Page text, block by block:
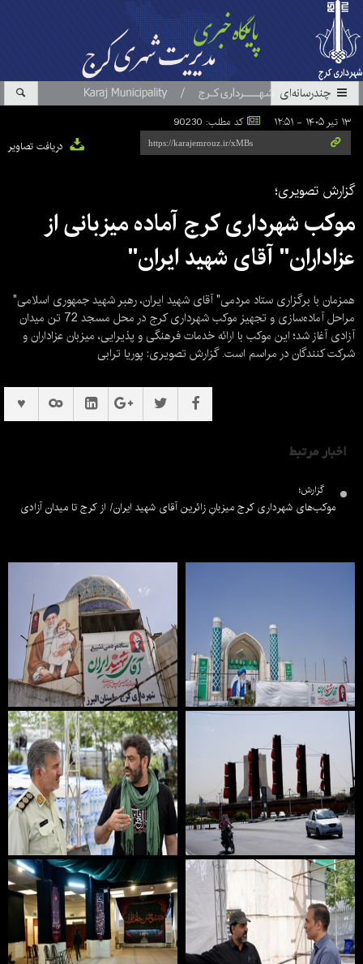
چندرسانه‌ای
۱۳ تیر ۱۴۰۵ - ۱۲:۵۱
کد مطلب: 90230
دریافت تصاویر
گزارش تصویری؛
موکب شهرداری کرج آماده میزبانی از
عزاداران" آقای شهید ایران"
همزمان با برگزاری ستاد مردمی" آقای شهید ایران، رهبر شهید جمهوری اسلامی"
مراحل آماده‌سازی و تجهیز موکب شهرداری کرج در محل مسجد 72 تن میدان
آزادی آغاز شد؛ این موکب با ارائه خدمات فرهنگی و پذیرایی، میزبان عزاداران و
شرکت کنندگان در مراسم است. گزارش تصویری: پوریا ترابی
اخبار مرتبط
گزارش؛
موکب‌های شهرداری کرج میزبانِ زائرین آقای شهید ایران/ از کرج تا میدان آزادی